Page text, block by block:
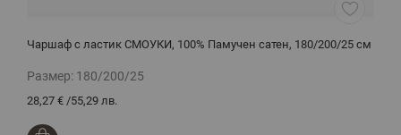
Чаршаф с ластик СМОУКИ, 100% Памучен сатен, 180/200/25 см
Размер: 180/200/25
28,27 € /55,29 лв.